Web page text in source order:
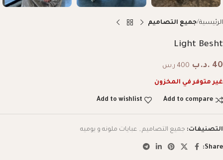
الرئيسية جميع التصاميم
Light Besht
40 .د.ب 400 ر.س
غير متوفر في المخزون
Add to compare
Add to wishlist
التصنيفات: جميع التصاميم , عبايات ملونه و يوميه
Share: